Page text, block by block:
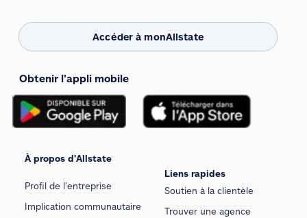
Accéder à monAllstate
Obtenir l’appli mobile
À propos d’Allstate
Profil de l’entreprise
Implication communautaire
Liens rapides
Soutien à la clientèle
Trouver une agence